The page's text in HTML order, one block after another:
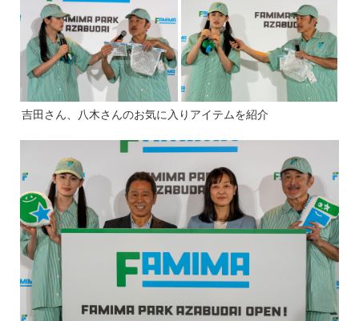
吉田さん、八木さんのお気に入りアイテムを紹介